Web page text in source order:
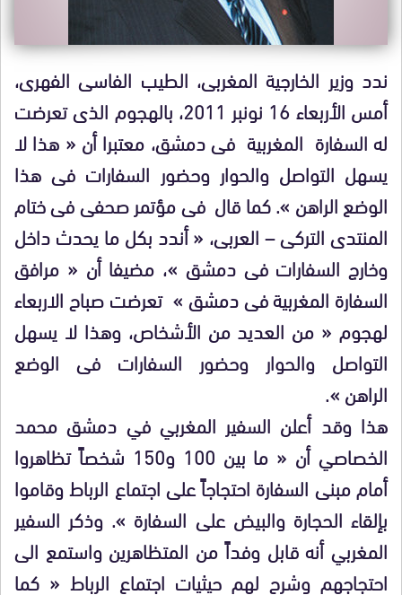
ندد وزير الخارجية المغربى، الطيب الفاسى الفهرى،
أمس الأربعاء 16 نونبر 2011، بالهجوم الذى تعرضت
له السفارة المغربية فى دمشق، معتبرا أن « هذا لا
يسهل التواصل والحوار وحضور السفارات فى هذا
الوضع الراهن ». كما قال فى مؤتمر صحفى فى ختام
المنتدى التركى – العربى، « أندد بكل ما يحدث داخل
وخارج السفارات فى دمشق »، مضيفا أن « مرافق
السفارة المغربية فى دمشق » تعرضت صباح الاربعاء
لهجوم « من العديد من الأشخاص، وهذا لا يسهل
التواصل والحوار وحضور السفارات فى الوضع
الراهن ».
هذا وقد أعلن السفير المغربي في دمشق محمد
الخصاصي أن « ما بين 100 و150 شخصاً تظاهروا
أمام مبنى السفارة احتجاجاً على اجتماع الرباط وقاموا
بإلقاء الحجارة والبيض على السفارة ». وذكر السفير
المغربي أنه قابل وفداً من المتظاهرين واستمع الى
احتجاجهم وشرح لهم حيثيات اجتماع الرباط « كما